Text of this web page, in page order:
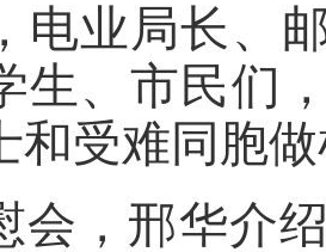
电业局长、
生、市民们
和受难同胞
会，邢华介